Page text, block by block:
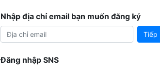
Nhập địa chỉ email bạn muốn đăng ký
Tiếp
Đăng nhập SNS